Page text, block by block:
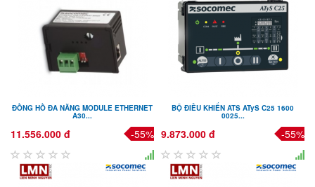
ĐỒNG HỒ ĐA NĂNG MODULE ETHERNET
A30...
11.556.000 đ -55%
BỘ ĐIỀU KHIỂN ATS ATyS C25 1600
0025...
9.873.000 đ -55%